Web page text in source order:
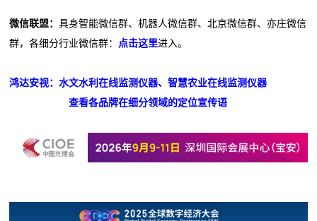
微信联盟：具身智能微信群、机器人微信群、北京微信群、亦庄微信
群，各细分行业微信群： 点击这里进入。
鸿达安视：水文水利在线监测仪器、智慧农业在线监测仪器
查看各品牌在细分领域的定位宣传语